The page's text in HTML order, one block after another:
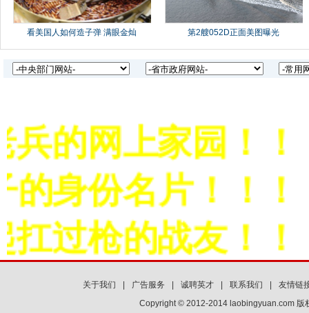
网上家园！！！
身份名片！！！
枪的战友！！！
关于我们 广告服务 诚聘英才 联系我们
友情链
Copyright © 2012-2014 laobingyuan.com 版